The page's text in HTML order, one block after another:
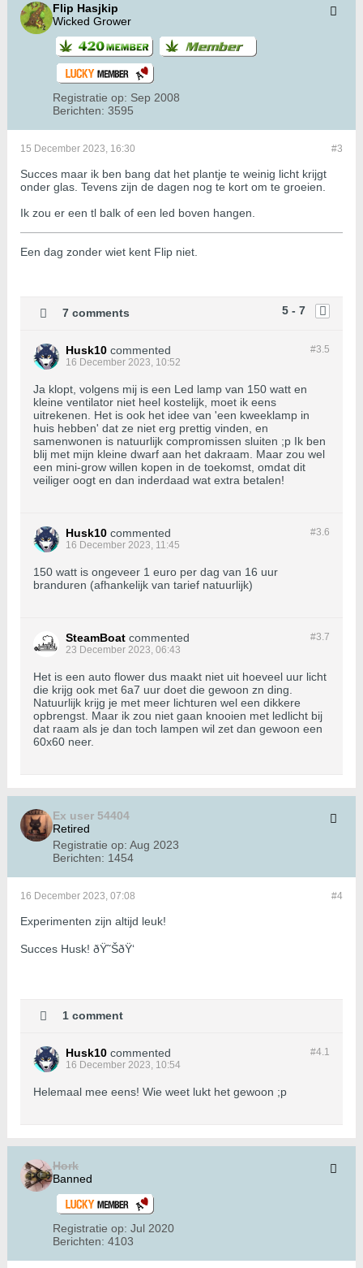
Flip Hasjkip
Wicked Grower
Registratie op: Sep 2008
Berichten: 3595
#3
15 December 2023, 16:30
Succes maar ik ben bang dat het plantje te weinig licht krijgt
onder glas. Tevens zijn de dagen nog te kort om te groeien.
Ik zou er een tl balk of een led boven hangen.
Een dag zonder wiet kent Flip niet.
5 - 7
7 comments
#3.5
Husk10 commented
16 December 2023, 10:52
Ja klopt, volgens mij is een Led lamp van 150 watt en
kleine ventilator niet heel kostelijk, moet ik eens
uitrekenen. Het is ook het idee van 'een kweeklamp in
huis hebben' dat ze niet erg prettig vinden, en
samenwonen is natuurlijk compromissen sluiten ;p Ik ben
blij met mijn kleine dwarf aan het dakraam. Maar zou wel
een mini-grow willen kopen in de toekomst, omdat dit
veiliger oogt en dan inderdaad wat extra betalen!
#3.6
Husk10 commented
16 December 2023, 11:45
150 watt is ongeveer 1 euro per dag van 16 uur
branduren (afhankelijk van tarief natuurlijk)
#3.7
SteamBoat commented
23 December 2023, 06:43
Het is een auto flower dus maakt niet uit hoeveel uur licht
die krijg ook met 6a7 uur doet die gewoon zn ding.
Natuurlijk krijg je met meer lichturen wel een dikkere
opbrengst. Maar ik zou niet gaan knooien met ledlicht bij
dat raam als je dan toch lampen wil zet dan gewoon een
60x60 neer.
Ex user 54404
Retired
Registratie op: Aug 2023
Berichten: 1454
#4
16 December 2023, 07:08
Experimenten zijn altijd leuk!
Succes Husk! ðŸ˜ŠðŸ‘
1 comment
#4.1
Husk10 commented
16 December 2023, 10:54
Helemaal mee eens! Wie weet lukt het gewoon ;p
Hork
Banned
Registratie op: Jul 2020
Berichten: 4103